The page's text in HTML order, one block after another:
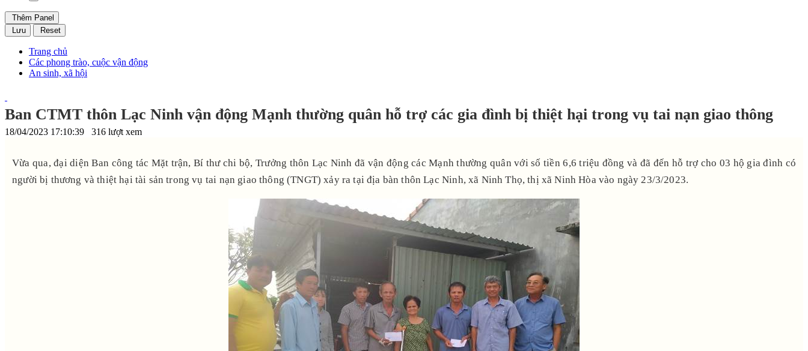
Thêm Panel
Lưu
Reset
Trang chủ
Các phong trào, cuộc vận động
An sinh, xã hội
Ban CTMT thôn Lạc Ninh vận động Mạnh thường quân hỗ trợ các gia đình bị thiệt hại trong vụ tai nạn giao thông
18/04/2023 17:10:39 316 lượt xem
Vừa qua, đại diện Ban công tác Mặt trận, Bí thư chi bộ, Trưởng thôn Lạc Ninh đã vận động các Mạnh thường quân với số tiền 6,6 triệu đồng và đã đến hỗ trợ cho 03 hộ gia đình có
người bị thương và thiệt hại tài sản trong vụ tai nạn giao thông (TNGT) xảy ra tại địa bàn thôn Lạc Ninh, xã Ninh Thọ, thị xã Ninh Hòa vào ngày 23/3/2023.